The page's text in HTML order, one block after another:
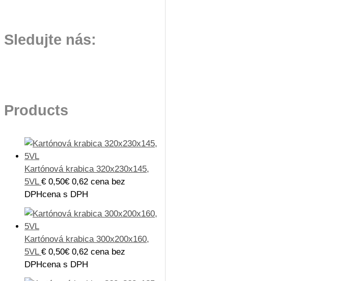
Sledujte nás:
Products
Kartónová krabica 320x230x145,
5VL € 0,50€ 0,62 cena bez
DPHcena s DPH
Kartónová krabica 300x200x160,
5VL € 0,50€ 0,62 cena bez
DPHcena s DPH